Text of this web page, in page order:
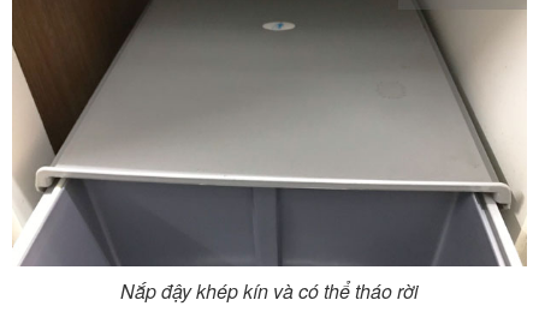
Nắp đậy khép kín và có thể tháo rời